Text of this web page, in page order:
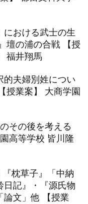
おける武士の生
壇の浦の合戦 【授
福井翔馬
夫婦別姓につい
業案】 大商学園
その後を考える
高等学校 皆川隆
枕草子』「中納
日記』・『源氏物
論文」他 【授業